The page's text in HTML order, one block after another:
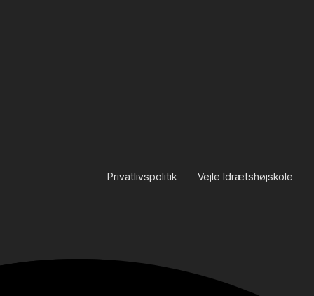
Privatlivspolitik Vejle Idrætshøjskole